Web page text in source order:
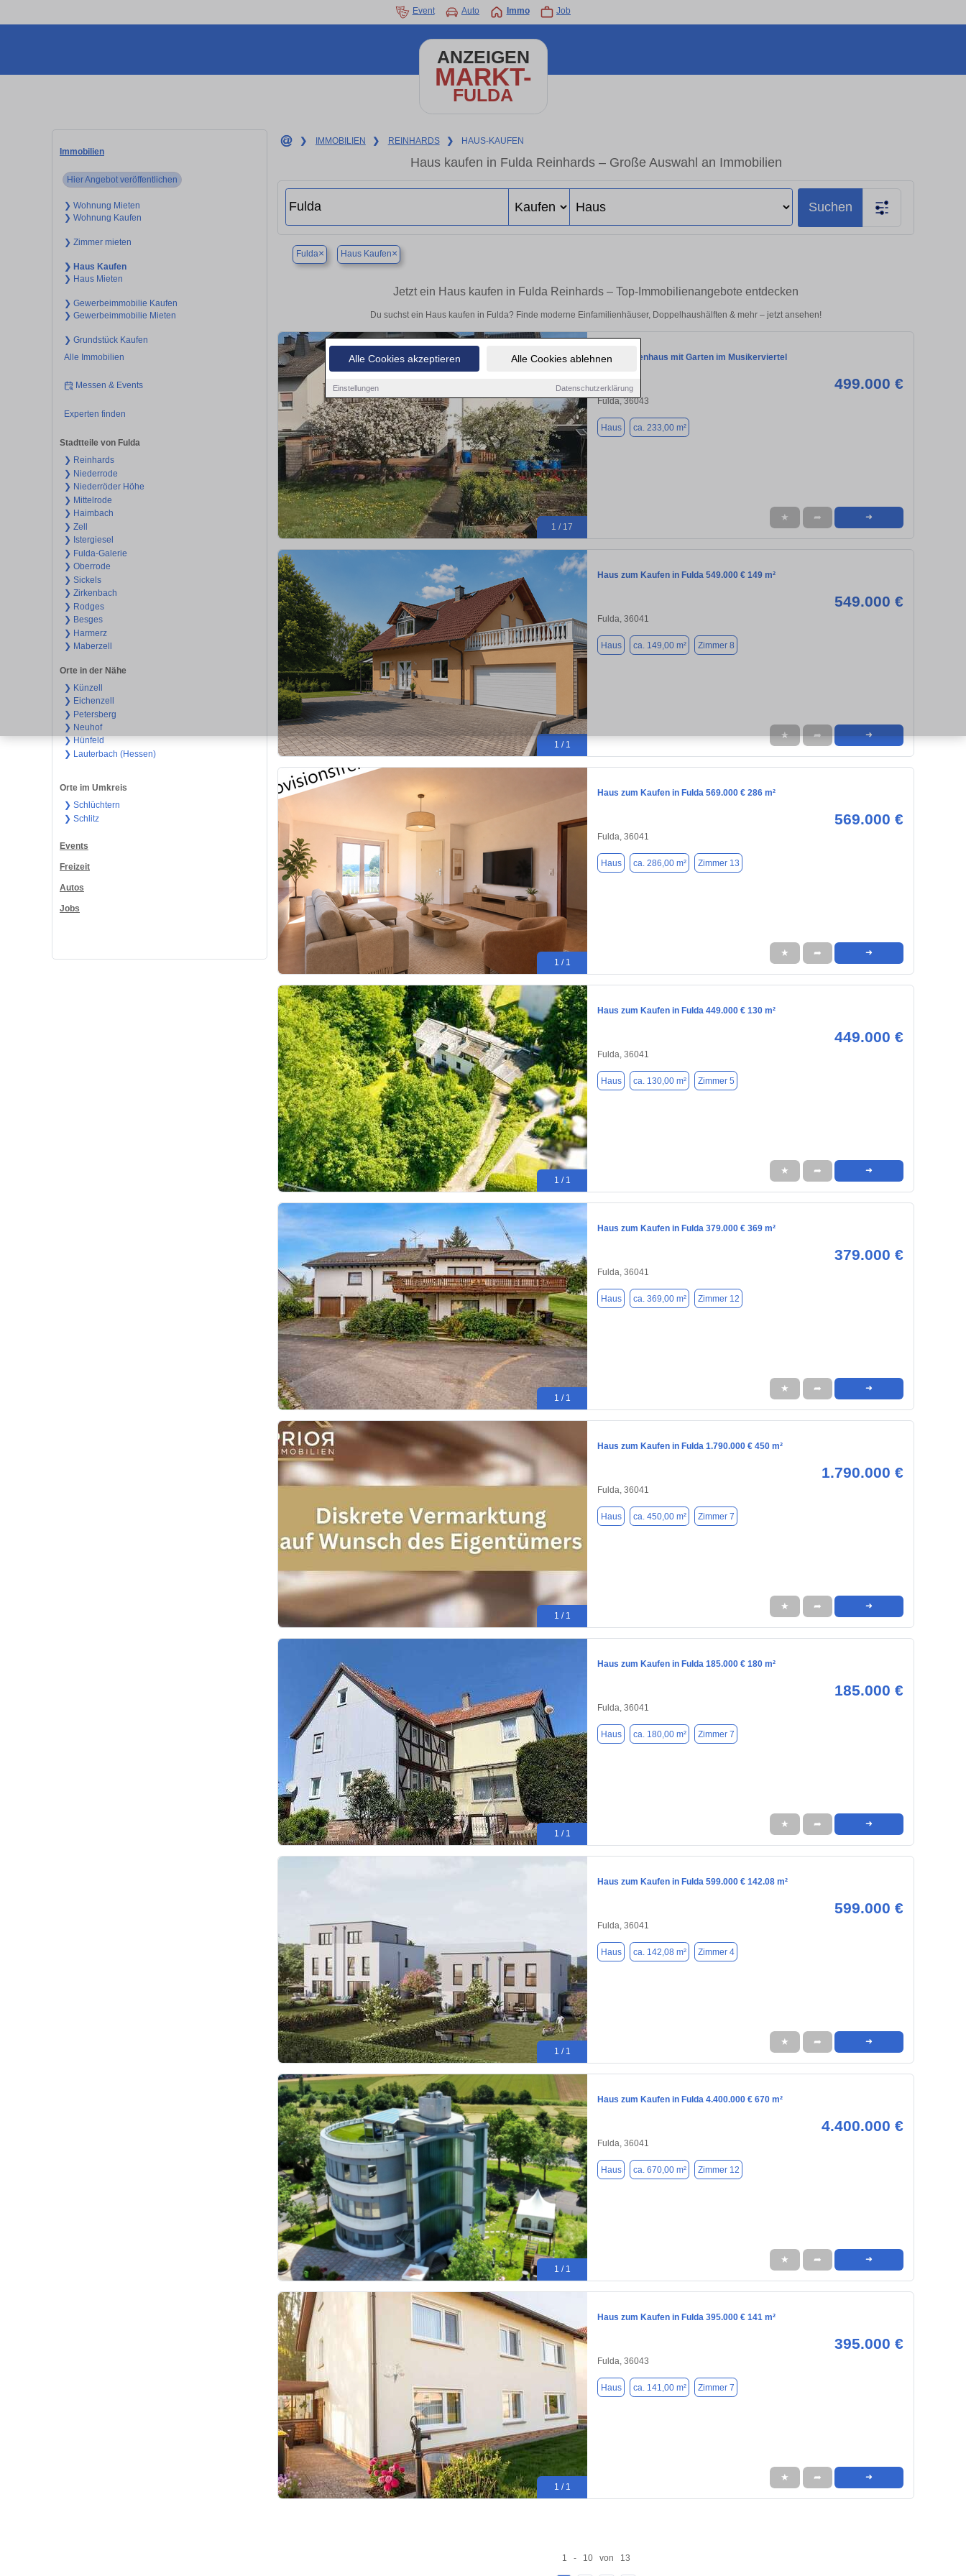
Alle Cookies akzeptieren Alle Cookies ablehnen
Einstellungen Datenschutzerklärung
Event Auto Immo Job
ANZEIGEN
MARKT-
FULDA
Immobilien
Hier Angebot veröffentlichen
❯ Wohnung Mieten
❯ Wohnung Kaufen
❯ Zimmer mieten
❯ Haus Kaufen
❯ Haus Mieten
❯ Gewerbeimmobilie Kaufen
❯ Gewerbeimmobilie Mieten
❯ Grundstück Kaufen
Alle Immobilien
Messen & Events
Experten finden
Stadtteile von Fulda
❯ Reinhards
❯ Niederrode
❯ Niederröder Höhe
❯ Mittelrode
❯ Haimbach
❯ Zell
❯ Istergiesel
❯ Fulda-Galerie
❯ Oberrode
❯ Sickels
❯ Zirkenbach
❯ Rodges
❯ Besges
❯ Harmerz
❯ Maberzell
Orte in der Nähe
❯ Künzell
❯ Eichenzell
❯ Petersberg
❯ Neuhof
❯ Hünfeld
❯ Lauterbach (Hessen)
Orte im Umkreis
❯ Schlüchtern
❯ Schlitz
Events
Freizeit
Autos
Jobs
❯ IMMOBILIEN ❯ REINHARDS ❯ HAUS-KAUFEN
Haus kaufen in Fulda Reinhards – Große Auswahl an Immobilien
Suchen
Fulda× Haus Kaufen×
Jetzt ein Haus kaufen in Fulda Reinhards – Top-Immobilienangebote entdecken
Du suchst ein Haus kaufen in Fulda? Finde moderne Einfamilienhäuser, Doppelhaushälften & mehr – jetzt ansehen!
1 / 17
Zweifamilienhaus mit Garten im Musikerviertel
499.000 €
Fulda, 36043
Haus ca. 233,00 m²
★ ➦ ➜
1 / 1
Haus zum Kaufen in Fulda 549.000 € 149 m²
549.000 €
Fulda, 36041
Haus ca. 149,00 m² Zimmer 8
★ ➦ ➜
1 / 1
Haus zum Kaufen in Fulda 569.000 € 286 m²
569.000 €
Fulda, 36041
Haus ca. 286,00 m² Zimmer 13
★ ➦ ➜
1 / 1
Haus zum Kaufen in Fulda 449.000 € 130 m²
449.000 €
Fulda, 36041
Haus ca. 130,00 m² Zimmer 5
★ ➦ ➜
1 / 1
Haus zum Kaufen in Fulda 379.000 € 369 m²
379.000 €
Fulda, 36041
Haus ca. 369,00 m² Zimmer 12
★ ➦ ➜
1 / 1
Haus zum Kaufen in Fulda 1.790.000 € 450 m²
1.790.000 €
Fulda, 36041
Haus ca. 450,00 m² Zimmer 7
★ ➦ ➜
1 / 1
Haus zum Kaufen in Fulda 185.000 € 180 m²
185.000 €
Fulda, 36041
Haus ca. 180,00 m² Zimmer 7
★ ➦ ➜
1 / 1
Haus zum Kaufen in Fulda 599.000 € 142.08 m²
599.000 €
Fulda, 36041
Haus ca. 142,08 m² Zimmer 4
★ ➦ ➜
1 / 1
Haus zum Kaufen in Fulda 4.400.000 € 670 m²
4.400.000 €
Fulda, 36041
Haus ca. 670,00 m² Zimmer 12
★ ➦ ➜
1 / 1
Haus zum Kaufen in Fulda 395.000 € 141 m²
395.000 €
Fulda, 36043
Haus ca. 141,00 m² Zimmer 7
★ ➦ ➜
1 - 10 von 13